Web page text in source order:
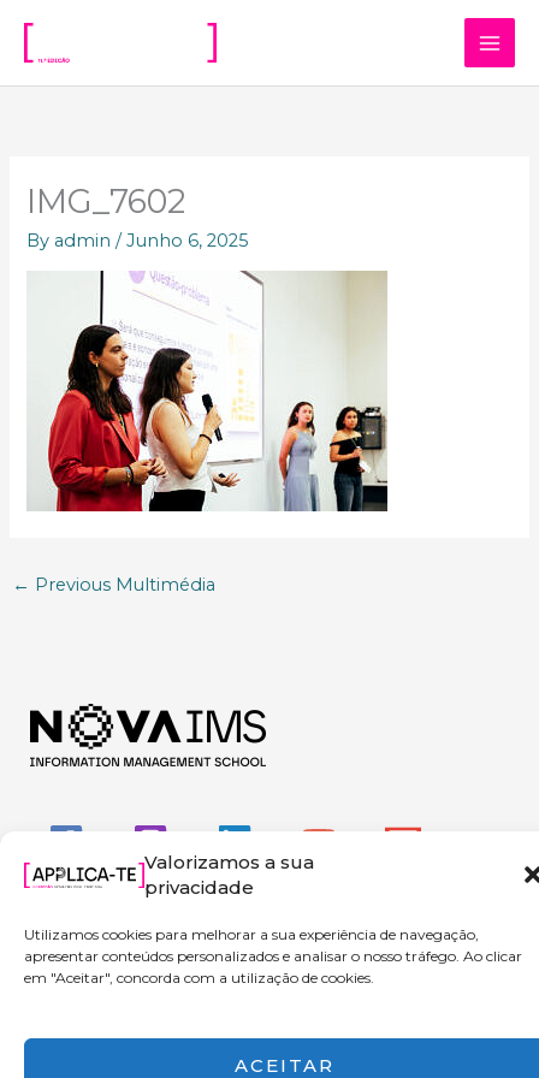
Valorizamos a sua
privacidade
Utilizamos cookies para melhorar a sua experiência de navegação,
apresentar conteúdos personalizados e analisar o nosso tráfego. Ao clicar
em "Aceitar", concorda com a utilização de cookies.
ACEITAR
content
IMG_7602
By admin/Junho 6, 2025
← Previous Multimédia
Copyright © 2026 Applica-te | Powered by NOVA IMS